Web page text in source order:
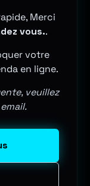
Merci
vous..
votre
en ligne.
veuillez